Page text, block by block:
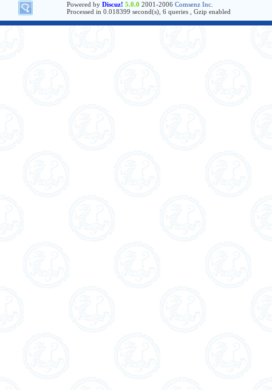
Powered by Discuz! 5.0.0 2001-2006 Comsenz Inc.
Processed in 0.018399 second(s), 6 queries , Gzip enabled